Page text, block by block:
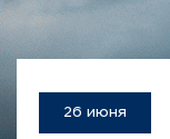
26 июня